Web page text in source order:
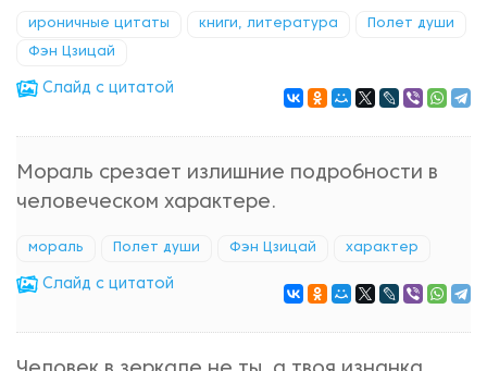
ироничные цитаты книги, литература Полет души
Фэн Цзицай
Cлайд с цитатой
Мораль срезает излишние подробности в
человеческом характере.
мораль Полет души Фэн Цзицай характер
Cлайд с цитатой